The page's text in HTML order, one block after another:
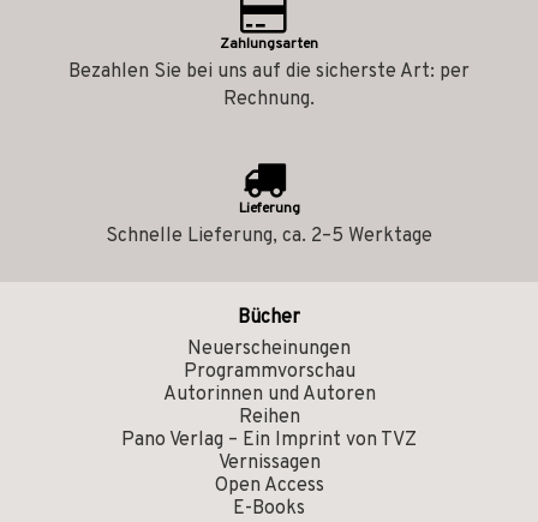
Zahlungsarten
Bezahlen Sie bei uns auf die sicherste Art: per
Rechnung.
Lieferung
Schnelle Lieferung, ca. 2–5 Werktage
Bücher
Neuerscheinungen
Programmvorschau
Autorinnen und Autoren
Reihen
Pano Verlag – Ein Imprint von TVZ
Vernissagen
Open Access
E-Books